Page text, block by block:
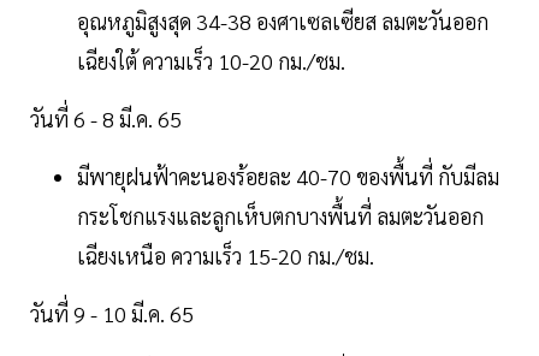
อุณหภูมิสูงสุด 34-38 องศาเซลเซียส ลมตะวันออก
เฉียงใต้ ความเร็ว 10-20 กม./ชม.
วันที่ 6 - 8 มี.ค. 65
มีพายุฝนฟ้าคะนองร้อยละ 40-70 ของพื้นที่ กับมีลม
กระโชกแรงและลูกเห็บตกบางพื้นที่ ลมตะวันออก
เฉียงเหนือ ความเร็ว 15-20 กม./ชม.
วันที่ 9 - 10 มี.ค. 65